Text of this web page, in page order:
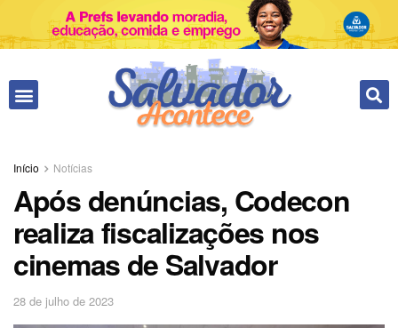
Início Notícias
Após denúncias, Codecon
realiza fiscalizações nos
cinemas de Salvador
28 de julho de 2023